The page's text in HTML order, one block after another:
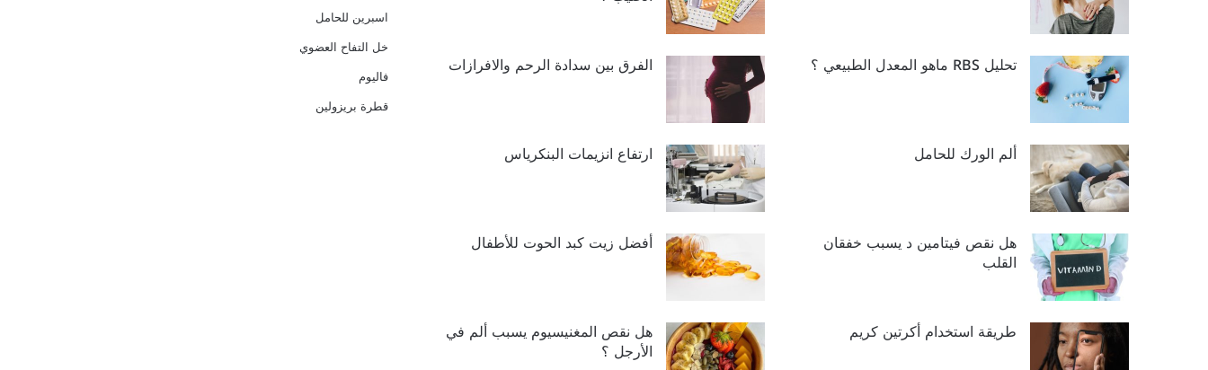
تحليل RBS ماهو المعدل الطبيعي ؟ الفرق بين سدادة الرحم والافرازات
ألم الورك للحامل ارتفاع انزيمات البنكرياس
هل نقص فيتامين د يسبب خفقان
القلب
أفضل زيت كبد الحوت للأطفال
طريقة استخدام أكرتين كريم هل نقص المغنيسيوم يسبب ألم في
الأرجل ؟
اسبرين للحامل
خل التفاح العضوي
فاليوم
قطرة بريزولين